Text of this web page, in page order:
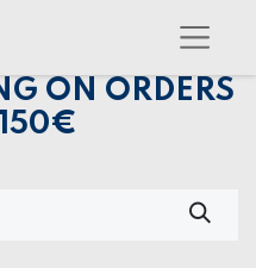
ON ORDERS